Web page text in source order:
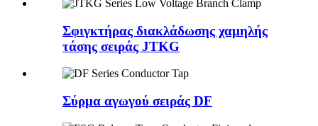
Σφιγκτήρας διακλάδωσης χαμηλής
τάσης σειράς JTKG
Σύρμα αγωγού σειράς DF